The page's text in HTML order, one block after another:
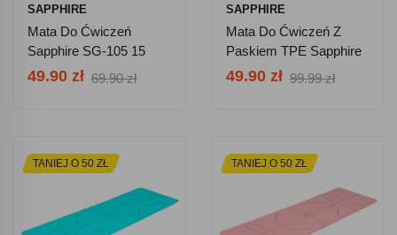
SAPPHIRE
Mata Do Ćwiczeń
Sapphire SG-105 15
Mm Z Pokrowcem -
49.90 zł 69.90 zł
SAPPHIRE
Mata Do Ćwiczeń Z
Paskiem TPE Sapphire
SG-1128 6 Mm -
49.90 zł 99.99 zł
TANIEJ O 50 ZŁ TANIEJ O 50 ZŁ